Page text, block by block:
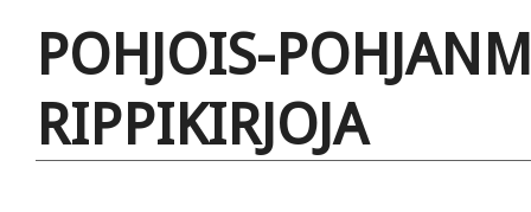
POHJOIS-
RIPPIKIRJOJA